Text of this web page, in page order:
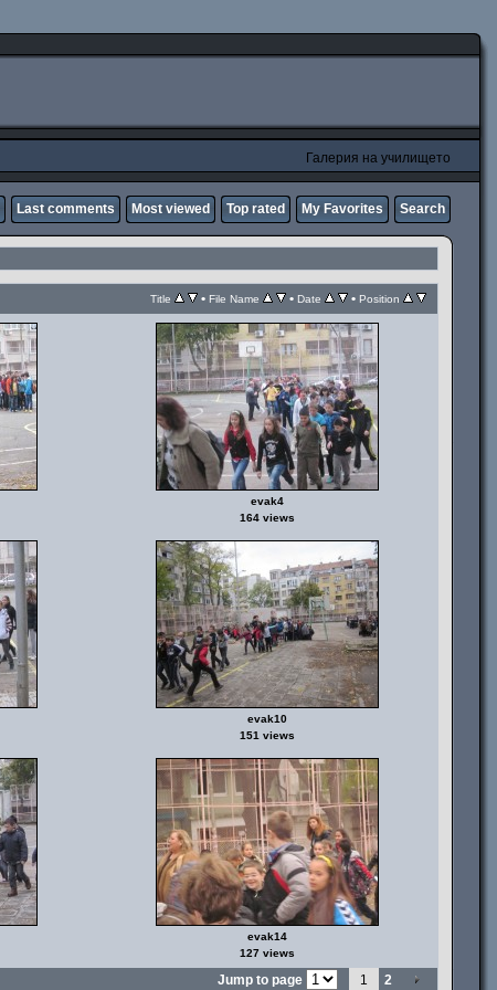
Галерия на училището
Last comments Most viewed Top rated My Favorites Search
Title • File Name • Date • Position
evak4
164 views
evak10
151 views
evak14
127 views
Jump to page 1 2